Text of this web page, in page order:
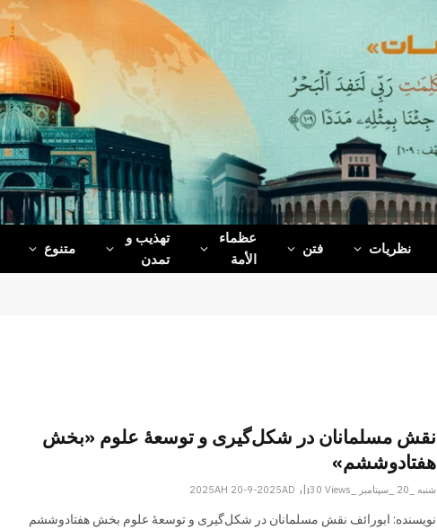
نظریات فتن
عظماء‌
الأمة
تهذیب و
تمدن
متنوع
نقش مسلمانان در شکل‌گیری و توسعۀ علوم «بخش
هفتادوششم»
شنبه _20 _سپتامبر _2025AH 20-9-2025AD 30Views
نویسنده: ابورائف نقش مسلمانان در شکل‌گیری و توسعۀ علوم بخش هفتادوششم